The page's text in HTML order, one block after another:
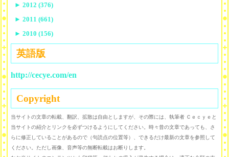
► 2012 (376)
► 2011 (661)
► 2010 (156)
英語版
http://cecye.com/en
Copyright
当サイトの文章の転載、翻訳、拡散は自由としますが、その際には、執筆者 Ｃｅｃｙｅと
当サイトの紹介とリンクを必ずつけるようにしてください。時々昔の文章であっても、さ
らに修正していることがあるので（句読点の位置等）、できるだけ最新の文章を参照して
ください。ただし画像、音声等の無断転載はお断りします。